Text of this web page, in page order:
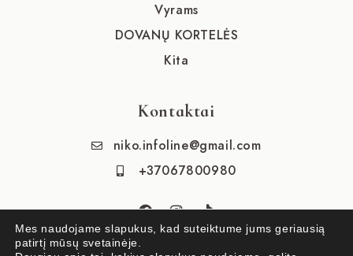
Vyrams
DOVANŲ KORTELĖS
Kita
Kontaktai
niko.infoline@gmail.com
+37067800980
Mes naudojame slapukus, kad suteiktume jums geriausią
patirtį mūsų svetainėje.